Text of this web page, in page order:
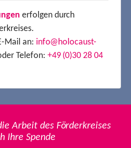
erfolgen durch
Mail an: info@holocaust-
Telefon: +49 (0)30 28 04
Arbeit des Förderkreises
Ihre Spende